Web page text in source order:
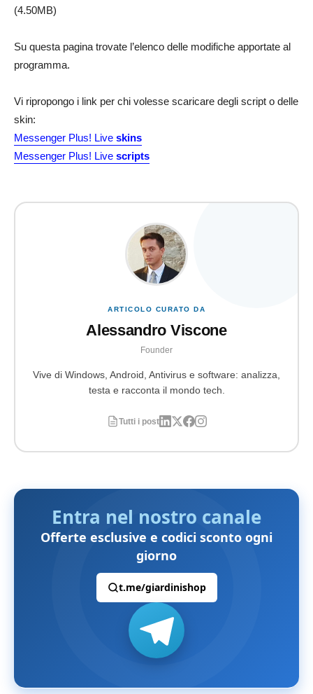
(4.50MB)
Su questa pagina trovate l’elenco delle modifiche apportate al
programma.
Vi ripropongo i link per chi volesse scaricare degli script o delle
skin:
Messenger Plus! Live skins
Messenger Plus! Live scripts
ARTICOLO CURATO DA
Alessandro Viscone
Founder
Vive di Windows, Android, Antivirus e software: analizza,
testa e racconta il mondo tech.
Tutti i post
Entra nel nostro canale
Offerte esclusive e codici sconto ogni
giorno
t.me/giardinishop